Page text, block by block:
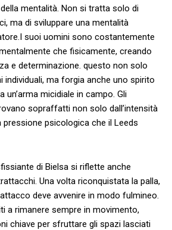
mentalità. Non si tratta solo di
ma di ‍sviluppare una mentalità
suoi‌ uomini sono costantemente
che fisicamente, creando
e determinazione. questo non solo
individuali, ma forgia anche uno spirito
un’arma micidiale in campo. ​Gli
‍sopraffatti non solo dall’intensità
pressione psicologica che il Leeds
di Bielsa si riflette anche
Una volta riconquistata la palla,
deve avvenire in modo fulmineo.
a rimanere sempre in movimento,
chiave per sfruttare gli spazi lasciati